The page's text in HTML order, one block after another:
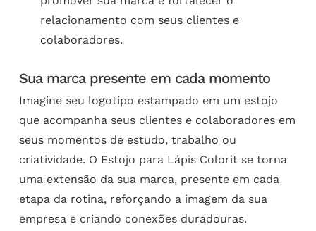
relacionamento com seus clientes e
colaboradores.
Sua marca presente em cada momento
Imagine seu logotipo estampado em um estojo
que acompanha seus clientes e colaboradores em
seus momentos de estudo, trabalho ou
criatividade. O Estojo para Lápis Colorit se torna
uma extensão da sua marca, presente em cada
etapa da rotina, reforçando a imagem da sua
empresa e criando conexões duradouras.